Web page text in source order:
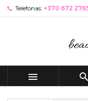
Telefonas: +370 672
 